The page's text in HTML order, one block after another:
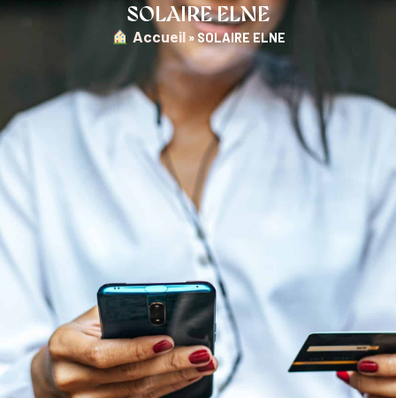
SOLAIRE ELNE
︎ Accueil » SOLAIRE ELNE